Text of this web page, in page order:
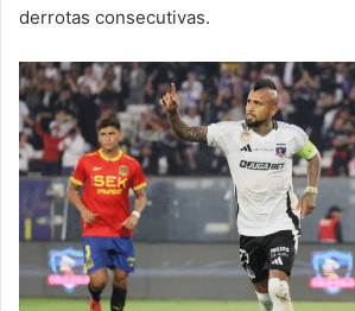
derrotas consecutivas.